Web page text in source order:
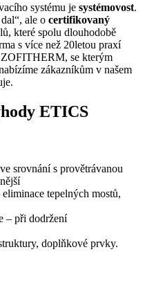
systému je systémovost.
ale o certifikovaný
které spolu dlouhodobě
s více než 20letou praxí
se kterým
zákazníkům v našem
ETICS
srovnání s provětrávanou
tepelných mostů,
– při dodržení
doplňkové prvky.